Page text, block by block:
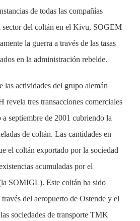
de todas las compañías
sector del coltán en el Kivu, SOGEM
la guerra a través de las tasas
en la administración rebelde.
las actividades del grupo alemán
tres transacciones comerciales
a septiembre de 2001 cubriendo la
de coltán. Las cantidades en
el coltán exportado por la sociedad
acumuladas por el
SOMIGL). Este coltán ha sido
del aeropuerto de Ostende y el
sociedades de transporte TMK